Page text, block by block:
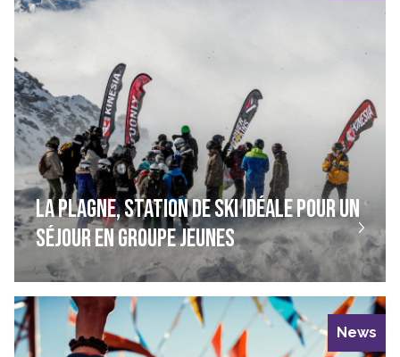
LA PLAGNE, STATION DE SKI IDÉALE POUR UN
SÉJOUR EN GROUPE JEUNES
News